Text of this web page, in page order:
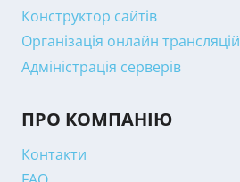
Конструктор сайтів
Організація онлайн трансляцій
Адміністрація серверів
ПРО КОМПАНІЮ
Контакти